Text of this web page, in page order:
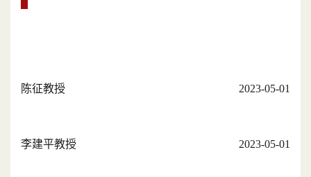
陈征教授 2023-05-01
李建平教授 2023-05-01